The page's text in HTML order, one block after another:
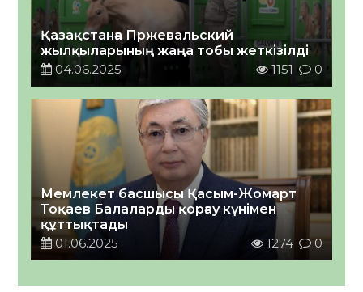
Қазақстанға Пржевальский
жылқыларының жаңа тобы жеткізілді
04.06.2025
1151 0
Мемлекет басшысы Қасым-Жомарт
Тоқаев Балаларды қорғау күнімен
құттықтады
01.06.2025
1274 0